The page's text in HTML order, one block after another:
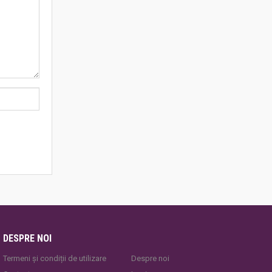
DESPRE NOI
Termeni și condiții de utilizare
Despre noi